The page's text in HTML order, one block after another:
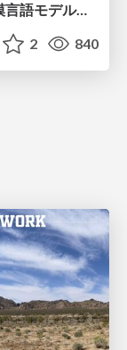
つくって納得、つかって実感！ 大規模言語モデルことはじめ ver2.0
2 840